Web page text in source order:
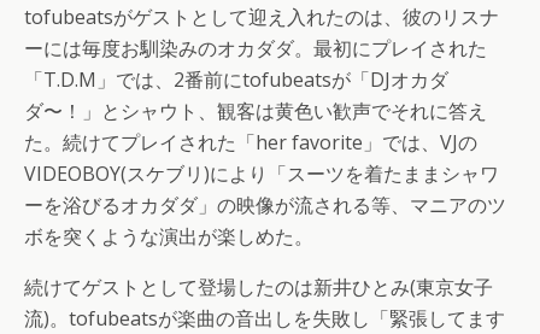
tofubeatsがゲストとして迎え入れたのは、彼のリスナ
ーには毎度お馴染みのオカダダ。最初にプレイされた
「T.D.M」では、2番前にtofubeatsが「DJオカダ
ダ〜！」とシャウト、観客は黄色い歓声でそれに答え
た。続けてプレイされた「her favorite」では、VJの
VIDEOBOY(スケブリ)により「スーツを着たままシャワ
ーを浴びるオカダダ」の映像が流される等、マニアのツ
ボを突くような演出が楽しめた。
続けてゲストとして登場したのは新井ひとみ(東京女子
流)。tofubeatsが楽曲の音出しを失敗し「緊張してます